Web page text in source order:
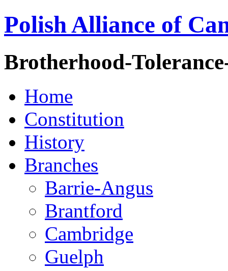
Polish Alliance of
Brotherhood-
Home
Constitution
History
Branches
Barrie-Angus
Brantford
Cambridge
Guelph